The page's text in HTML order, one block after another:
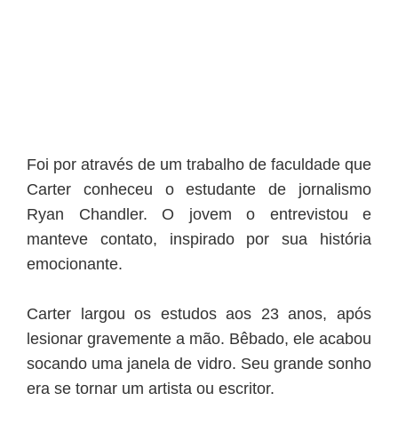
Foi por através de um trabalho de faculdade que
Carter conheceu o estudante de jornalismo
Ryan Chandler. O jovem o entrevistou e
manteve contato, inspirado por sua história
emocionante.
Carter largou os estudos aos 23 anos, após
lesionar gravemente a mão. Bêbado, ele acabou
socando uma janela de vidro. Seu grande sonho
era se tornar um artista ou escritor.